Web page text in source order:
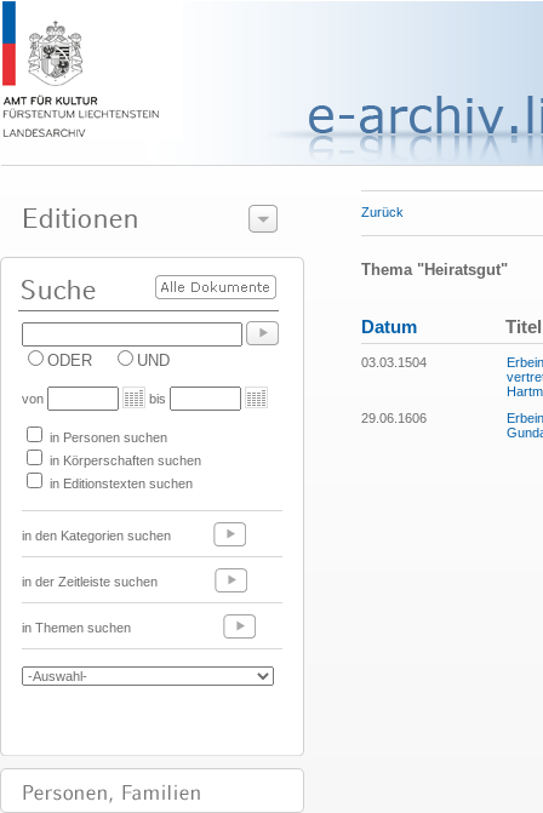
ODER UND
von bis
in Personen suchen
in Körperschaften suchen
in Editionstexten suchen
in den Kategorien suchen
in der Zeitleiste suchen
in Themen suchen
Zurück
Thema "Heiratsgut"
Datum Titel
03.03.1504
29.06.1606